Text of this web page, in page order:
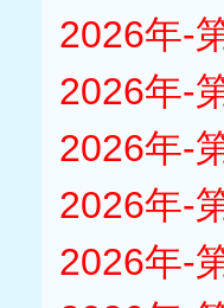
2026年-
2026年-
2026年-
2026年-
2026年-